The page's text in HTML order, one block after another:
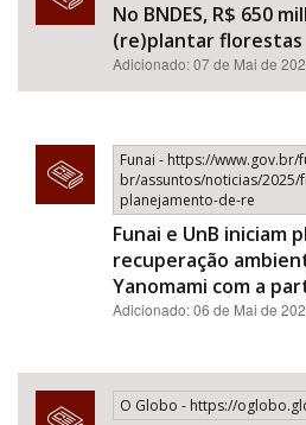
No BNDES, R$ 650
(re)plantar florestas
Adicionado: 07 de Mai de
Funai - https://www.gov.br/
br/assuntos/noticias/2025/
planejamento-de-re
Funai e UnB iniciam
recuperação
Yanomami com a
Adicionado: 06 de Mai de
O Globo - https://